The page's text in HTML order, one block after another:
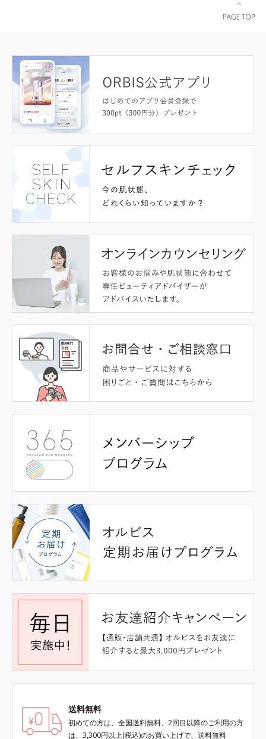
送料無料
初めての方は、全国送料無料、2回目以降のご利用の方
は、3,300円以上(税込)のお買い上げで、送料無料